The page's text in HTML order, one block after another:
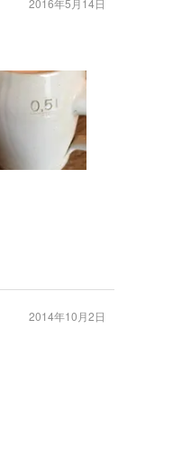
2016年5月14日
2014年10月2日